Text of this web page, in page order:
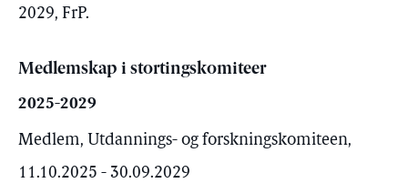
2029, FrP.
Medlemskap i stortingskomiteer
2025-2029
Medlem, Utdannings- og forskningskomiteen,
11.10.2025 - 30.09.2029